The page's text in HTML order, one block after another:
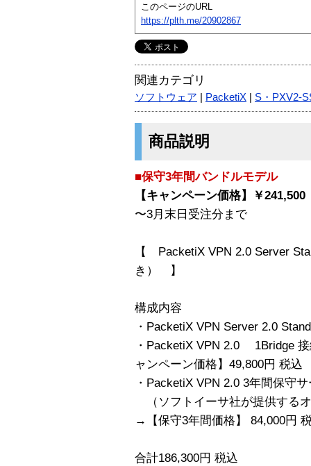
このページのURL
https://plth.me/20902867
関連カテゴリ
ソフトウェア PacketiX S・PXV2-
商品説明
■保守3年間バンドルモデル
【キャンペーン価格】￥
〜3月末日受注分まで
【 PacketiX VPN 2.0 Server
き） 】
構成内容
・PacketiX VPN Server 2.0
・PacketiX VPN 2.0 1Bridge
ャンペーン価格】49,800円 税込
・PacketiX VPN 2.0 3年間保守
（ソフトイーサ社が提供する
→【保守3年間価格】 84,000円
合計186,300円 税込